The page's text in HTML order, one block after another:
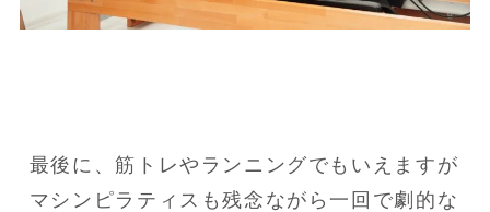
最後に、筋トレやランニングでもいえますが
マシンピラティスも残念ながら一回で劇的な